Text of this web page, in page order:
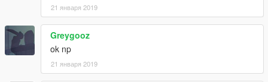
21 января 2019
Greygooz
ok np
21 января 2019